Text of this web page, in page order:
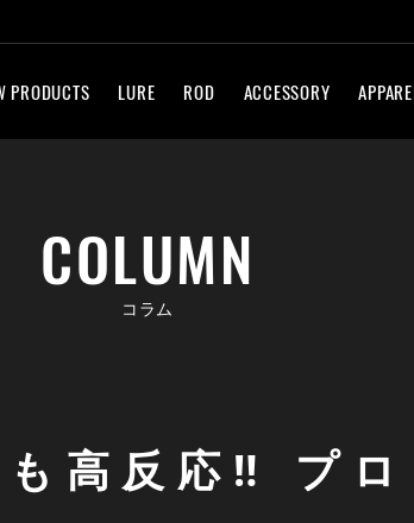
PRODUCTS LURE ROD ACCESSORY
COLUMN
コラム
高反応‼ プ